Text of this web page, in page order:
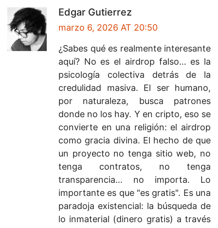
Edgar Gutierrez
marzo 6, 2026 AT 20:50
¿Sabes qué es realmente interesante
aquí? No es el airdrop falso… es la
psicología colectiva detrás de la
credulidad masiva. El ser humano,
por naturaleza, busca patrones
donde no los hay. Y en cripto, eso se
convierte en una religión: el airdrop
como gracia divina. El hecho de que
un proyecto no tenga sitio web, no
tenga contratos, no tenga
transparencia… no importa. Lo
importante es que "es gratis". Es una
paradoja existencial: la búsqueda de
lo inmaterial (dinero gratis) a través